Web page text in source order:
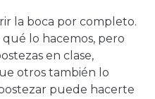
la boca por completo.
lo hacemos, pero
en clase,
otros también lo
puede hacerte